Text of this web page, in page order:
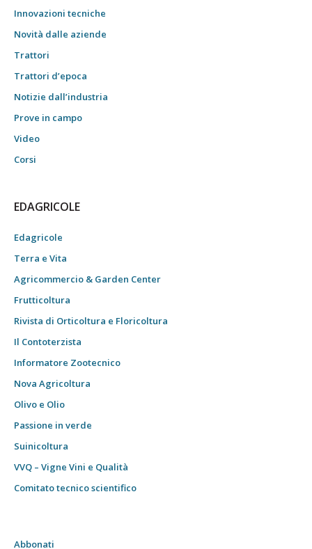
Innovazioni tecniche
Novità dalle aziende
Trattori
Trattori d’epoca
Notizie dall’industria
Prove in campo
Video
Corsi
EDAGRICOLE
Edagricole
Terra e Vita
Agricommercio & Garden Center
Frutticoltura
Rivista di Orticoltura e Floricoltura
Il Contoterzista
Informatore Zootecnico
Nova Agricoltura
Olivo e Olio
Passione in verde
Suinicoltura
VVQ – Vigne Vini e Qualità
Comitato tecnico scientifico
Abbonati